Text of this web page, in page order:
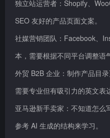
独立站运营者：Shopify、
SEO 友好的产品页面文案。
社媒营销团队：Facebook、
本，需要根据不同平台调整语
外贸 B2B 企业：制作产品目
需要专业但有吸引力的英文表
亚马逊新手卖家：不知道怎
参考 AI 生成的结构来学习。